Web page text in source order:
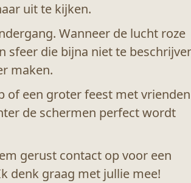
uit te kijken.
Wanneer de lucht roze
sfeer die bijna niet te
maken.
of een groter feest met
de schermen perfect wordt
gerust contact op voor een
denk graag met jullie mee!